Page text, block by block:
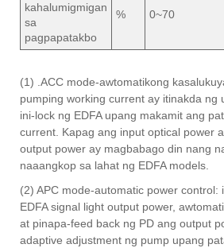
kahalumigmigan
sa
pagpapatakbo
% 0~70
(1) .ACC mode-awtomatikong
pumping working current ay itinakda ng
ini-lock ng EDFA upang makamit ang
current. Kapag ang input optical power
output power ay magbabago din nang
naaangkop sa lahat ng EDFA models.
(2) APC mode-automatic power control:
EDFA signal light output power,
at pinapa-feed back ng PD ang output
adaptive adjustment ng pump upang